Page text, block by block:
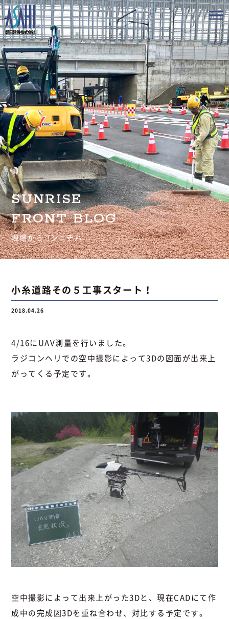
トップ
私たちの想いと強み
事業案内
会社情報
採用情報
お知らせ
BLOG
お問い合わせ
SUNRISE
FRONT BLOG
現場からコンニチハ
小糸道路その５工事スタート！
2018.04.26
4/16にUAV測量を行いました。
ラジコンヘリでの空中撮影によって3Dの図面が出来上
がってくる予定です。
空中撮影によって出来上がった3Dと、現在CADにて作
成中の完成図3Dを重ね合わせ、対比する予定です。